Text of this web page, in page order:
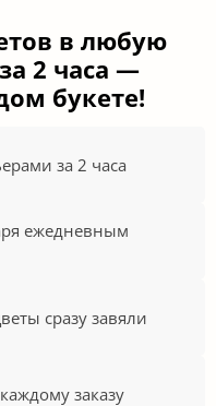
в любую
2 часа —
букете!
за 2 часа
ежедневным
сразу завяли
заказу